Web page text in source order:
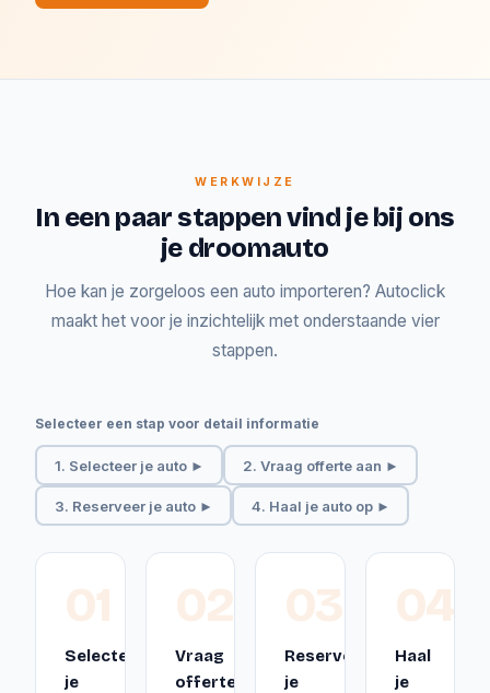
WERKWIJZE
In een paar stappen vind je bij ons
je droomauto
Hoe kan je zorgeloos een auto importeren? Autoclick
maakt het voor je inzichtelijk met onderstaande vier
stappen.
Selecteer een stap voor detail informatie
1. Selecteer je auto ► 2. Vraag offerte aan ►
3. Reserveer je auto ► 4. Haal je auto op ►
01
Selecteer
je
02
Vraag
offerte
03
Reserveer
je
04
Haal
je